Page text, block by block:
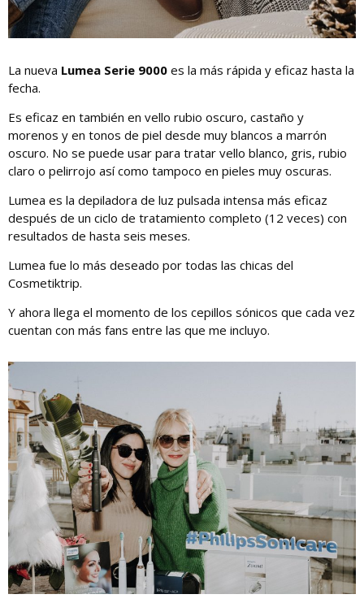
La nueva Lumea Serie 9000 es la más rápida y eficaz hasta la
fecha.
Es eficaz en también en vello rubio oscuro, castaño y
morenos y en tonos de piel desde muy blancos a marrón
oscuro. No se puede usar para tratar vello blanco, gris, rubio
claro o pelirrojo así como tampoco en pieles muy oscuras.
Lumea es la depiladora de luz pulsada intensa más eficaz
después de un ciclo de tratamiento completo (12 veces) con
resultados de hasta seis meses.
Lumea fue lo más deseado por todas las chicas del
Cosmetiktrip.
Y ahora llega el momento de los cepillos sónicos que cada vez
cuentan con más fans entre las que me incluyo.